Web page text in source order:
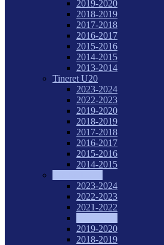
2019-2020
2018-2019
2017-2018
2016-2017
2015-2016
2014-2015
2013-2014
Tineret U20
2023-2024
2022-2023
2019-2020
2018-2019
2017-2018
2016-2017
2015-2016
2014-2015
2023-2024
2022-2023
2021-2022
2019-2020
2018-2019